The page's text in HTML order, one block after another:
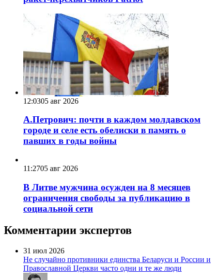
12:0305 авг 2026
А.Петрович: почти в каждом молдавском
городе и селе есть обелиски в память о
павших в годы войны
11:2705 авг 2026
В Литве мужчина осужден на 8 месяцев
ограничения свободы за публикацию в
социальной сети
Комментарии экспертов
31 июл 2026
Не случайно противники единства Беларуси и России и
Православной Церкви часто одни и те же люди